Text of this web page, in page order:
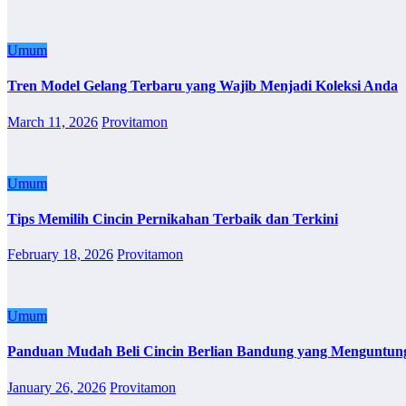
Umum
Tren Model Gelang Terbaru yang Wajib Menjadi Koleksi Anda
March 11, 2026 Provitamon
Umum
Tips Memilih Cincin Pernikahan Terbaik dan Terkini
February 18, 2026 Provitamon
Umum
Panduan Mudah Beli Cincin Berlian Bandung yang
January 26, 2026 Provitamon